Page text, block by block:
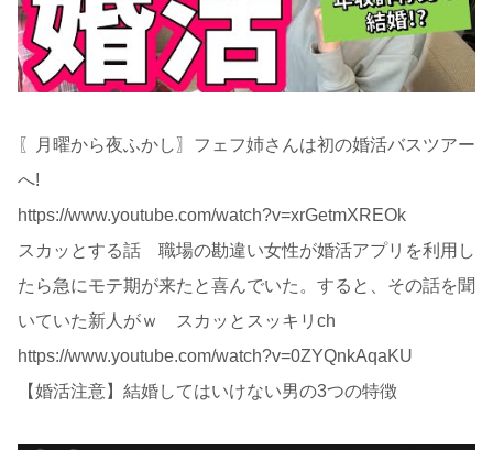
〖月曜から夜ふかし〗フェフ姉さんは初の婚活バスツアー
へ!
https://www.youtube.com/watch?v=xrGetmXREOk
スカッとする話 職場の勘違い女性が婚活アプリを利用し
たら急にモテ期が来たと喜んでいた。すると、その話を聞
いていた新人がｗ スカッとスッキリch
https://www.youtube.com/watch?v=0ZYQnkAqaKU
【婚活注意】結婚してはいけない男の3つの特徴